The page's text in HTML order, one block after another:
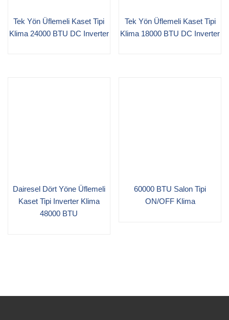
Tek Yön Üflemeli Kaset Tipi
Klima 24000 BTU DC Inverter
Tek Yön Üflemeli Kaset Tipi
Klima 18000 BTU DC Inverter
Dairesel Dört Yöne Üflemeli
Kaset Tipi Inverter Klima
48000 BTU
60000 BTU Salon Tipi
ON/OFF Klima